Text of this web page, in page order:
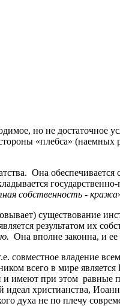
но не достаточное
«плебса»
Она
государственно-
собственность - кража
существование
результатом их
Она вполне законна, и
совместное владение
всего в мире является
при этом равные
христианства,
духа не по плечу